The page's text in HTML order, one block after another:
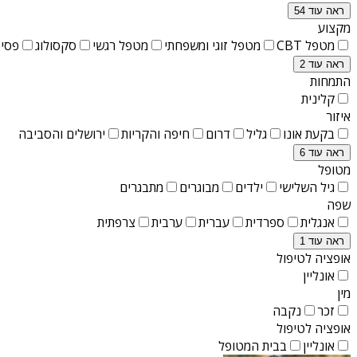
ראה עוד 54
מקצוע
מטפל CBT
מטפל זוגי ומשפחתי מטפל רגשי סקסולוג
ראה עוד 2
התמחות
קלינית
איזור
בקעת אונו
גליל דרום חיפה והקריות ירושלים והסביבה
ראה עוד 6
מטופל
גיל השלישי
ילדים מבוגרים
מתבגרים
שפה
אנגלית
ספרדית עברית ערבית צרפתית
ראה עוד 1
אופציה לטיפול
אונליין
מין
זכר
נקבה
אופציה לטיפול
אונליין
בבית המטופל